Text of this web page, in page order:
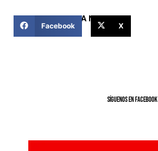
COMPARTIR ESTA NOTICIA
Facebook X
SíGUENOS EN FACEBOOK